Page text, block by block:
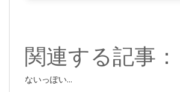
関連する記事：
ないっぽい...